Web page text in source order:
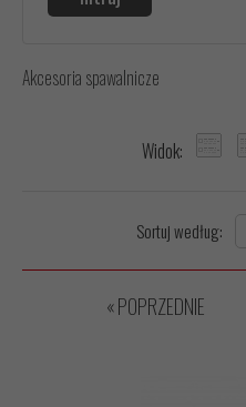
Akcesoria spawalnicze
Widok:
Sortuj według:
« POPRZEDNIE